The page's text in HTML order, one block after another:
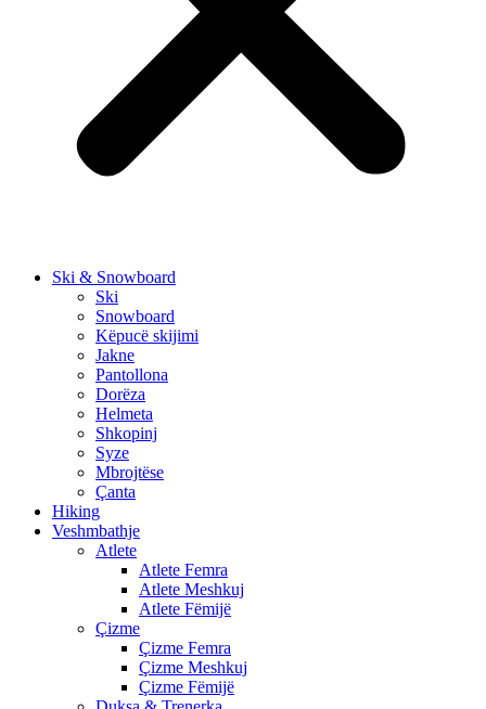
Ski & Snowboard
Ski
Snowboard
Këpucë skijimi
Jakne
Pantollona
Dorëza
Helmeta
Shkopinj
Syze
Mbrojtëse
Çanta
Hiking
Veshmbathje
Atlete
Atlete Femra
Atlete Meshkuj
Atlete Fëmijë
Çizme
Çizme Femra
Çizme Meshkuj
Çizme Fëmijë